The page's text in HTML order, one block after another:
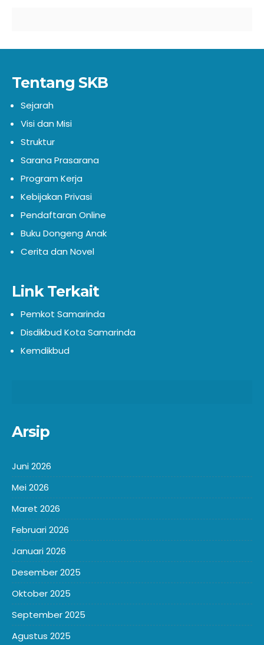
Tentang SKB
Sejarah
Visi dan Misi
Struktur
Sarana Prasarana
Program Kerja
Kebijakan Privasi
Pendaftaran Online
Buku Dongeng Anak
Cerita dan Novel
Link Terkait
Pemkot Samarinda
Disdikbud Kota Samarinda
Kemdikbud
Arsip
Juni 2026
Mei 2026
Maret 2026
Februari 2026
Januari 2026
Desember 2025
Oktober 2025
September 2025
Agustus 2025